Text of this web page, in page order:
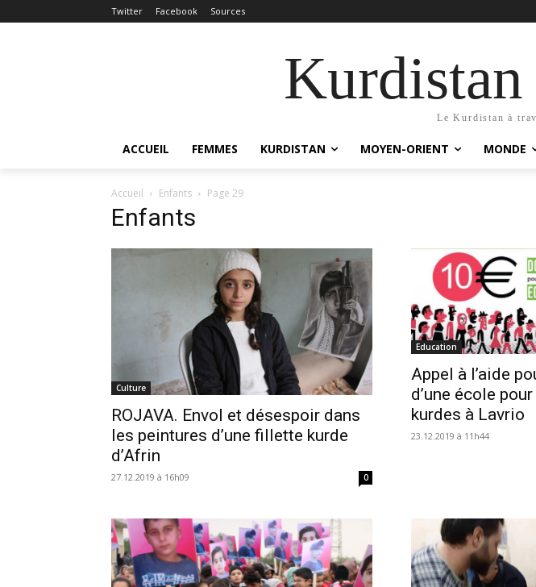
Twitter Facebook Sources
Le Kurdistan à
ACCUEIL FEMMES KURDISTAN MOYEN-ORIENT MONDE
Accueil Enfants Page 29
Enfants
Culture
ROJAVA. Envol et désespoir dans
les peintures d’une fillette kurde
d’Afrin
27.12.2019 à 16h09 0
Education
Appel à l’aide
d’une école
kurdes à Lavrio
23.12.2019 à 11h44